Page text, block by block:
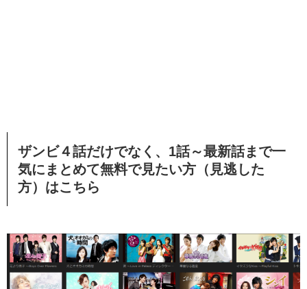
ザンビ４話だけでなく、1話～最新話まで一
気にまとめて無料で見たい方（見逃した
方）はこちら